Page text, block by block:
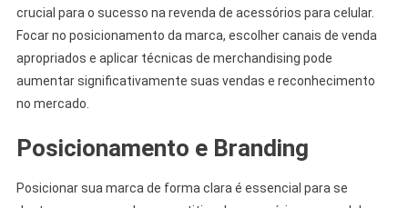
crucial para o sucesso na revenda de acessórios para celular.
Focar no posicionamento da marca, escolher canais de venda
apropriados e aplicar técnicas de merchandising pode
aumentar significativamente suas vendas e reconhecimento
no mercado.
Posicionamento e Branding
Posicionar sua marca de forma clara é essencial para se